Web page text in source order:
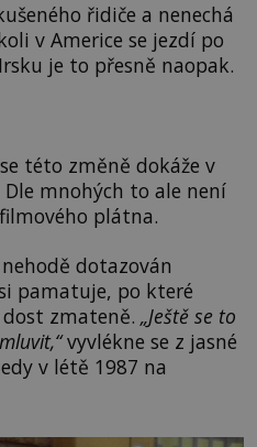
řidiče a nenechá
v Americe se jezdí po
je to přesně naopak.
této změně dokáže v
mnohých to ale není
plátna.
dotazován
pamatuje, po které
zmateně. „Ještě se to
vyvlékne se z jasné
v létě 1987 na